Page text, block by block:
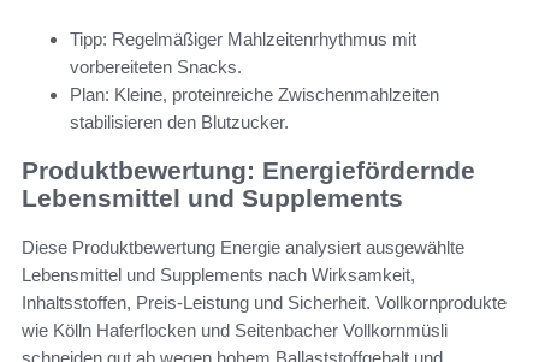
Tipp: Regelmäßiger Mahlzeitenrhythmus mit
vorbereiteten Snacks.
Plan: Kleine, proteinreiche Zwischenmahlzeiten
stabilisieren den Blutzucker.
Produktbewertung: Energiefördernde
Lebensmittel und Supplements
Diese Produktbewertung Energie analysiert ausgewählte
Lebensmittel und Supplements nach Wirksamkeit,
Inhaltsstoffen, Preis-Leistung und Sicherheit. Vollkornprodukte
wie Kölln Haferflocken und Seitenbacher Vollkornmüsli
schneiden gut ab wegen hohem Ballaststoffgehalt und